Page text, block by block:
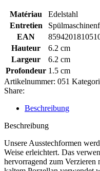
Matériau
Edelstahl
Entretien
EAN
Hauteur
6.2 cm
Largeur
6.2 cm
Profondeur 1.5 cm
Artikelnummer: 051
Share:
Beschreibung
Beschreibung
Unsere Ausstechformen
Weise erleichtert. Das
hervorragend zum Verzieren